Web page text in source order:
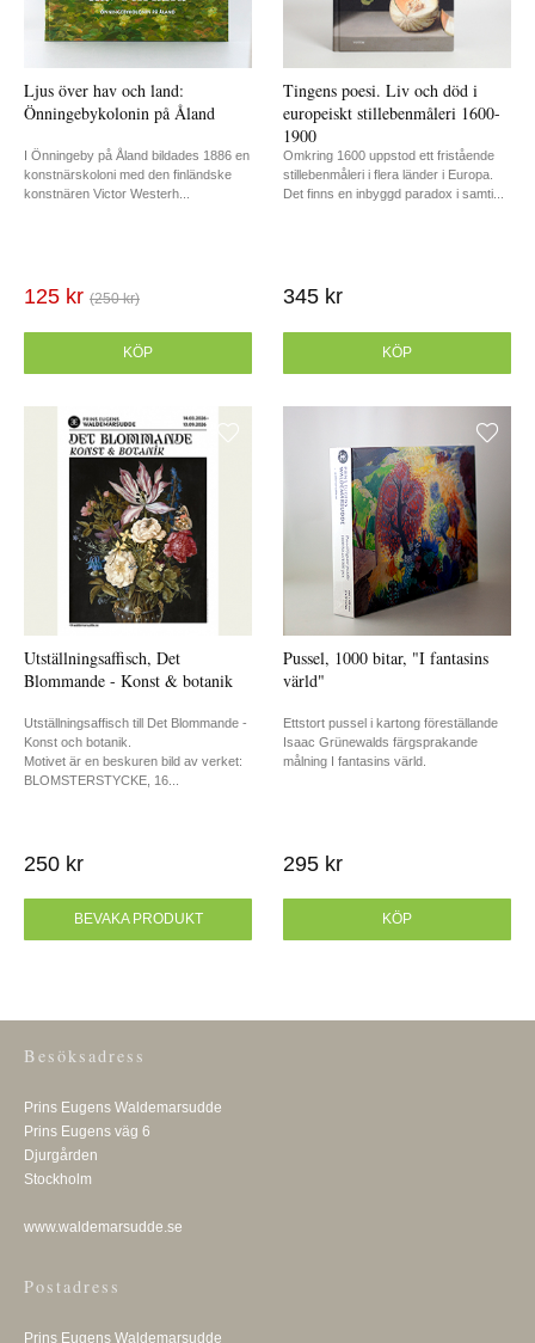
Ljus över hav och land:
Önningebykolonin på Åland
I Önningeby på Åland bildades 1886 en
konstnärskoloni med den finländske
konstnären Victor Westerh...
125 kr (250 kr)
KÖP
Tingens poesi. Liv och död i
europeiskt stillebenmåleri 1600-
1900
Omkring 1600 uppstod ett fristående
stillebenmåleri i flera länder i Europa.
Det finns en inbyggd paradox i samti...
345 kr
KÖP
Utställningsaffisch, Det
Blommande - Konst & botanik
Utställningsaffisch till Det Blommande -
Konst och botanik.
Motivet är en beskuren bild av verket:
BLOMSTERSTYCKE, 16...
250 kr
BEVAKA PRODUKT
Pussel, 1000 bitar, "I fantasins
värld"
Ettstort pussel i kartong föreställande
Isaac Grünewalds färgsprakande
målning I fantasins värld.
295 kr
KÖP
Besöksadress
Prins Eugens Waldemarsudde
Prins Eugens väg 6
Djurgården
Stockholm
www.waldemarsudde.se
Postadress
Prins Eugens Waldemarsudde